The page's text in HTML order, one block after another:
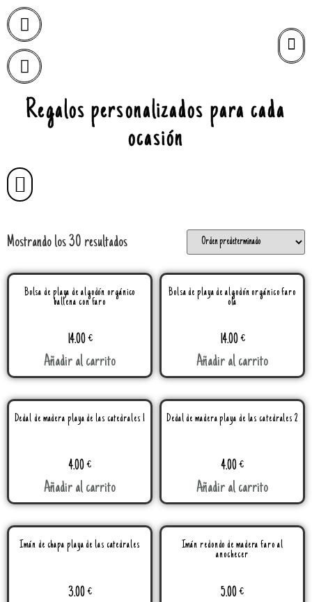
Regalos personalizados para cada
ocasión
Mostrando los 30 resultados
Bolsa de playa de algodón orgánico
ballena con faro
14.00€
Añadir al carrito
Bolsa de playa de algodón orgánico faro
ola
14.00€
Añadir al carrito
Dedal de madera playa de las catedrales 1
4.00€
Añadir al carrito
Dedal de madera playa de las catedrales 2
4.00€
Añadir al carrito
Imán de chapa playa de las catedrales
3.00€
Imán redondo de madera faro al
anochecer
5.00€